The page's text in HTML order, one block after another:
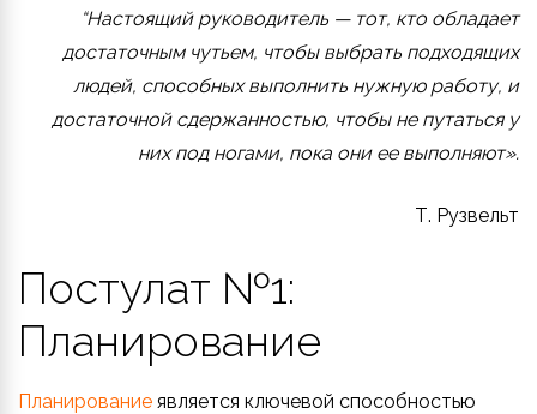
“Настоящий руководитель — тот, кто обладает
достаточным чутьем, чтобы выбрать подходящих
людей, способных выполнить нужную работу, и
достаточной сдержанностью, чтобы не путаться у
них под ногами, пока они ее выполняют».
Т. Рузвельт
Постулат №1:
Планирование
Планирование является ключевой способностью